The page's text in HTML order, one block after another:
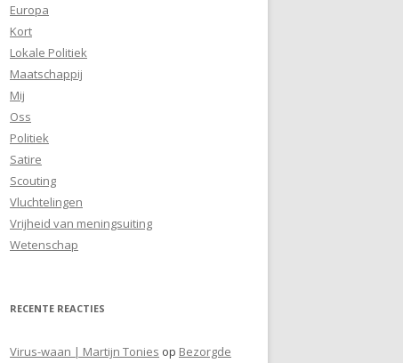
Europa
Kort
Lokale Politiek
Maatschappij
Mij
Oss
Politiek
Satire
Scouting
Vluchtelingen
Vrijheid van meningsuiting
Wetenschap
RECENTE REACTIES
Virus-waan | Martijn Tonies op Bezorgde